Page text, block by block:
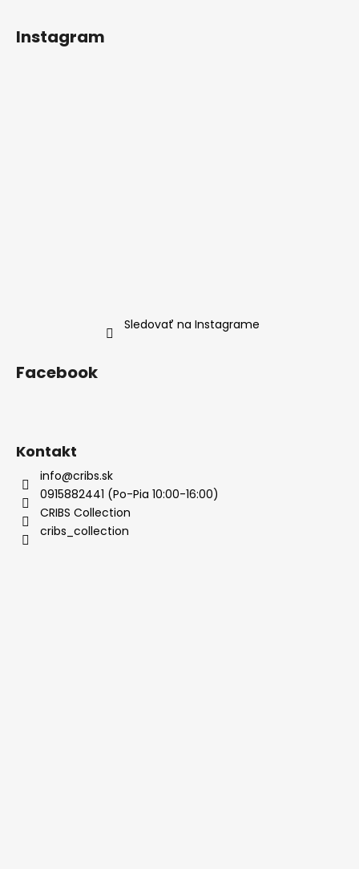
Instagram
Sledovať na Instagrame
Facebook
Kontakt
info@cribs.sk
0915882441 (Po-Pia 10:00-16:00)
CRIBS Collection
cribs_collection